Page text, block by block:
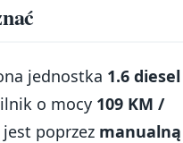
jednostka 1.6 diesel
o mocy 109 KM /
poprzez manualną